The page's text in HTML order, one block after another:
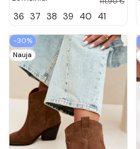
stiliaus pašiltinti
kulniukais Pelsa
36 37 38 39 40 41
−30%
Nauja